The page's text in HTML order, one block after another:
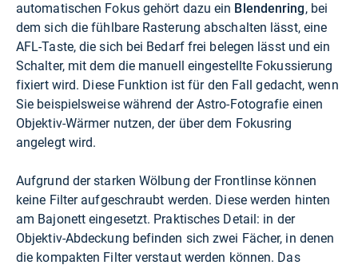
automatischen Fokus gehört dazu ein Blendenring, bei
dem sich die fühlbare Rasterung abschalten lässt, eine
AFL-Taste, die sich bei Bedarf frei belegen lässt und ein
Schalter, mit dem die manuell eingestellte Fokussierung
fixiert wird. Diese Funktion ist für den Fall gedacht, wenn
Sie beispielsweise während der Astro-Fotografie einen
Objektiv-Wärmer nutzen, der über dem Fokusring
angelegt wird.
Aufgrund der starken Wölbung der Frontlinse können
keine Filter aufgeschraubt werden. Diese werden hinten
am Bajonett eingesetzt. Praktisches Detail: in der
Objektiv-Abdeckung befinden sich zwei Fächer, in denen
die kompakten Filter verstaut werden können. Das